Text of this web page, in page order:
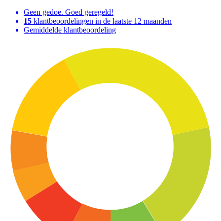
Geen gedoe. Goed geregeld!
15 klantbeoordelingen in de laatste 12 maanden
Gemiddelde klantbeoordeling